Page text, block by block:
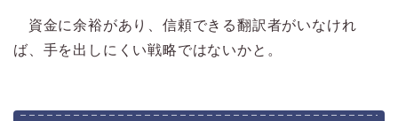
資金に余裕があり、信頼できる翻訳者がいなけれ
ば、手を出しにくい戦略ではないかと。